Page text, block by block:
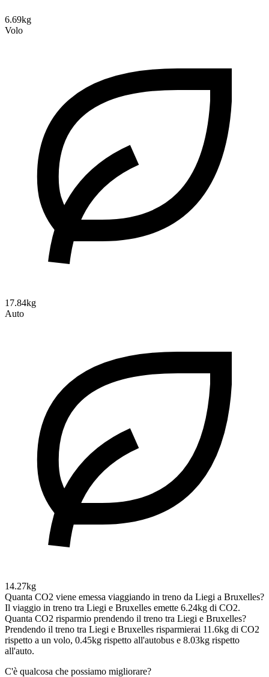
6.69kg
Volo
17.84kg
Auto
14.27kg
Quanta CO2 viene emessa viaggiando in treno da Liegi a Bruxelles?
Il viaggio in treno tra Liegi e Bruxelles emette 6.24kg di CO2.
Quanta CO2 risparmio prendendo il treno tra Liegi e Bruxelles?
Prendendo il treno tra Liegi e Bruxelles risparmierai 11.6kg di CO2
rispetto a un volo, 0.45kg rispetto all'autobus e 8.03kg rispetto
all'auto.
C'è qualcosa che possiamo migliorare?